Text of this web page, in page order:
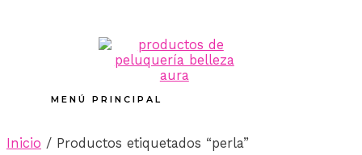
MENÚ PRINCIPAL
Inicio / Productos etiquetados “perla”